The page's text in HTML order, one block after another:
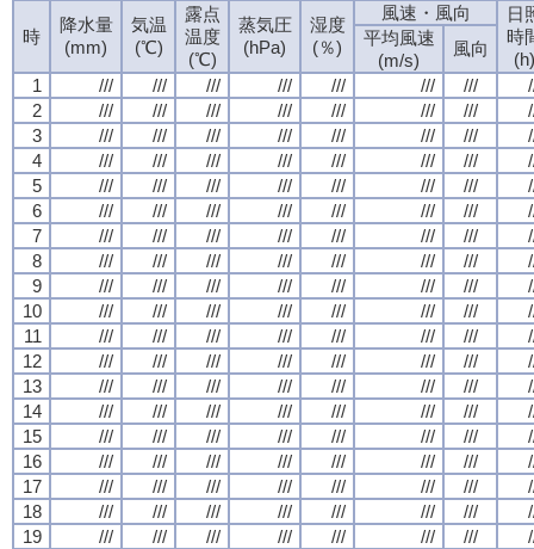
時
降水量
(mm)
気温
(℃)
露点
温度
(℃)
蒸気圧
(hPa)
湿度
(％)
風速・風向
日
時
(h)
平均風速
(m/s)
風向
1
/// /// /// /// /// /// ///
2
/// /// /// /// /// /// ///
3
/// /// /// /// /// /// ///
4
/// /// /// /// /// /// ///
5
/// /// /// /// /// /// ///
6
/// /// /// /// /// /// ///
7
/// /// /// /// /// /// ///
8
/// /// /// /// /// /// ///
9
/// /// /// /// /// /// ///
10
/// /// /// /// /// /// ///
11
/// /// /// /// /// /// ///
12
/// /// /// /// /// /// ///
13
/// /// /// /// /// /// ///
14
/// /// /// /// /// /// ///
15
/// /// /// /// /// /// ///
16
/// /// /// /// /// /// ///
17
/// /// /// /// /// /// ///
18
/// /// /// /// /// /// ///
19
/// /// /// /// /// /// ///